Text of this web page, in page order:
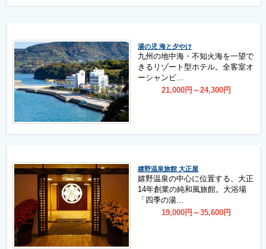
湯の児 海と夕やけ
九州の地中海・不知火海を一望で
きるリゾート型ホテル。全客室オ
ーシャンビ…
21,000円 ～24,300円
嬉野温泉旅館 大正屋
嬉野温泉の中心に位置する、大正
14年創業の純和風旅館。大浴場
「四季の湯…
19,000円 ～35,600円